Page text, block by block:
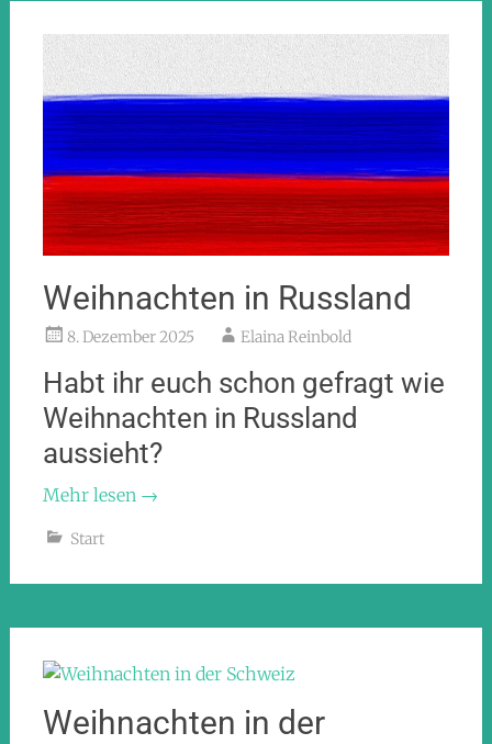
Weihnachten in Russland
8. Dezember 2025 Elaina Reinbold
Habt ihr euch schon gefragt wie
Weihnachten in Russland
aussieht?
Mehr lesen →
Start
Weihnachten in der